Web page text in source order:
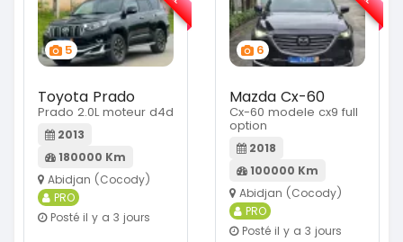
5
Toyota Prado
Prado 2.0L moteur d4d
2013
180000 Km
Abidjan (Cocody)
PRO
Posté il y a 3 jours
6
Mazda Cx-60
Cx-60 modele cx9 full
option
2018
100000 Km
Abidjan (Cocody)
PRO
Posté il y a 3 jours